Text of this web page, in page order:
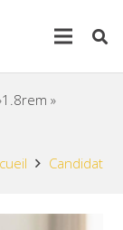
»
Candidat